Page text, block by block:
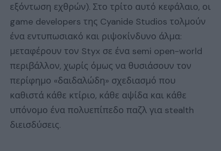
εξόντωση εχθρών). Στο τρίτο αυτό κεφάλαιο, οι
game developers της Cyanide Studios τολμούν
ένα εντυπωσιακό και ριψοκίνδυνο άλμα:
μεταφέρουν τον Styx σε ένα semi open-world
περιβάλλον, χωρίς όμως να θυσιάσουν τον
περίφημο «δαιδαλώδη» σχεδιασμό που
καθιστά κάθε κτίριο, κάθε αψίδα και κάθε
υπόνομο ένα πολυεπίπεδο παζλ για stealth
διεισδύσεις.